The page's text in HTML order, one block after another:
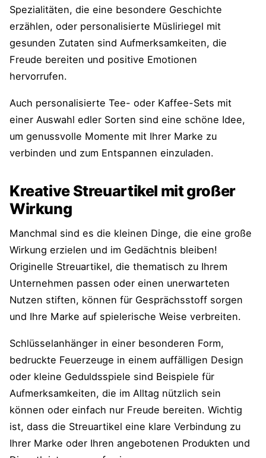
Spezialitäten, die eine besondere Geschichte
erzählen, oder personalisierte Müsliriegel mit
gesunden Zutaten sind Aufmerksamkeiten, die
Freude bereiten und positive Emotionen
hervorrufen.
Auch personalisierte Tee- oder Kaffee-Sets mit
einer Auswahl edler Sorten sind eine schöne Idee,
um genussvolle Momente mit Ihrer Marke zu
verbinden und zum Entspannen einzuladen.
Kreative Streuartikel mit großer
Wirkung
Manchmal sind es die kleinen Dinge, die eine große
Wirkung erzielen und im Gedächtnis bleiben!
Originelle Streuartikel, die thematisch zu Ihrem
Unternehmen passen oder einen unerwarteten
Nutzen stiften, können für Gesprächsstoff sorgen
und Ihre Marke auf spielerische Weise verbreiten.
Schlüsselanhänger in einer besonderen Form,
bedruckte Feuerzeuge in einem auffälligen Design
oder kleine Geduldsspiele sind Beispiele für
Aufmerksamkeiten, die im Alltag nützlich sein
können oder einfach nur Freude bereiten. Wichtig
ist, dass die Streuartikel eine klare Verbindung zu
Ihrer Marke oder Ihren angebotenen Produkten und